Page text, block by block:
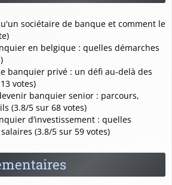
sociétaire de banque et comment le
en belgique : quelles démarches
banquier privé : un défi au-delà des
votes)
banquier senior : parcours,
(3.8/5 sur 68 votes)
d’investissement : quelles
(3.8/5 sur 59 votes)